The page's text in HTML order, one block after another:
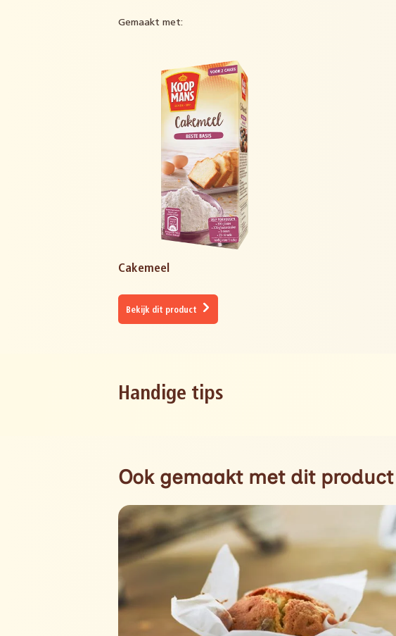
Gemaakt met:
Cakemeel
Bekijk dit product
Handige tips
Ook gemaakt met dit product